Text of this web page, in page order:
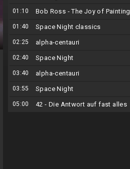
01:10 Bob Ross - The Joy of Painting
01:40 Space Night classics
02:25 alpha-centauri
02:40 Space Night
03:40 alpha-centauri
03:55 Space Night
05:00 42 - Die Antwort auf fast alles